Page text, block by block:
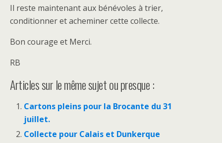
Il reste maintenant aux bénévoles à trier,
conditionner et acheminer cette collecte.
Bon courage et Merci.
RB
Articles sur le même sujet ou presque :
Cartons pleins pour la Brocante du 31
juillet.
Collecte pour Calais et Dunkerque